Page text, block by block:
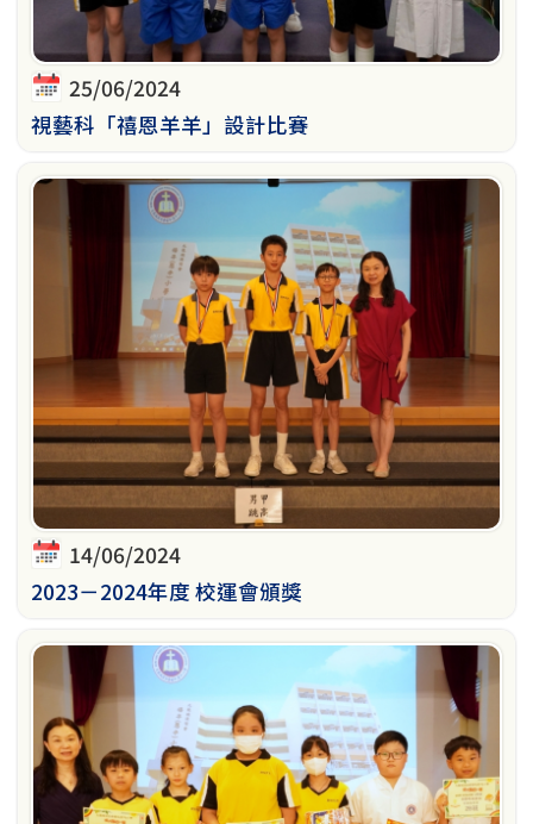
25/06/2024
視藝科「禧恩羊羊」設計比賽
14/06/2024
2023－2024年度 校運會頒獎